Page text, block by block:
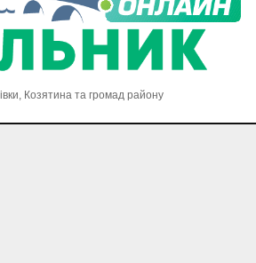
Козятина та громад району